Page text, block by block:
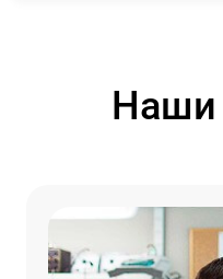
Наши